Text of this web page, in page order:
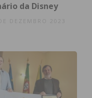
por e-mail e
da Disney